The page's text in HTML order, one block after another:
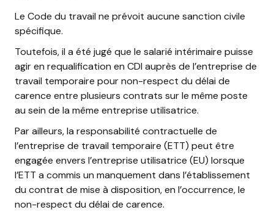
Le Code du travail ne prévoit aucune sanction civile
spécifique.
Toutefois, il a été jugé que le salarié intérimaire puisse
agir en requalification en CDI auprès de l’entreprise de
travail temporaire pour non-respect du délai de
carence entre plusieurs contrats sur le même poste
au sein de la même entreprise utilisatrice.
Par ailleurs, la responsabilité contractuelle de
l’entreprise de travail temporaire (ETT) peut être
engagée envers l’entreprise utilisatrice (EU) lorsque
l’ETT a commis un manquement dans l’établissement
du contrat de mise à disposition, en l’occurrence, le
non-respect du délai de carence.